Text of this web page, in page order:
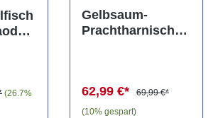
Bewertung von 5 von 5 Sternen
(26.7%
Gelbsaum-
Prachtharnischw
62,99 €*
69,99 €*
(10% gespart)